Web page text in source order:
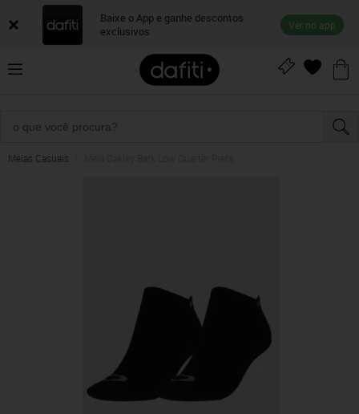
Baixe o App e ganhe descontos
exclusivos
Ver no app
Meias Casuais